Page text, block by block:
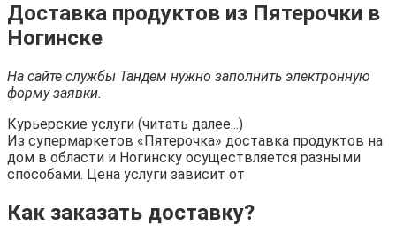
Доставка продуктов из Пятерочки в
Ногинске
На сайте службы Тандем нужно заполнить электронную
форму заявки.
Курьерские услуги (читать далее...)
Из супермаркетов «Пятерочка» доставка продуктов на
дом в области и Ногинску осуществляется разными
способами. Цена услуги зависит от
Как заказать доставку?